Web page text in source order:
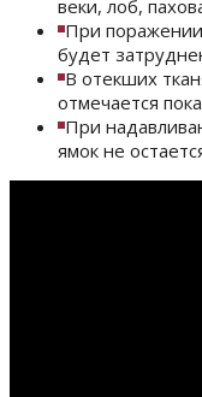
веки, лоб,
При поражении
будет
В отекших
отмечается
При
ямок не